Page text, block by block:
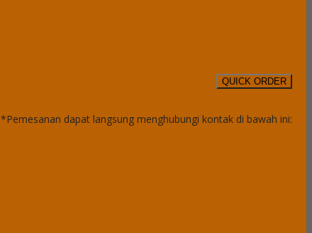
QUICK ORDER
*Pemesanan dapat langsung menghubungi kontak di bawah ini: